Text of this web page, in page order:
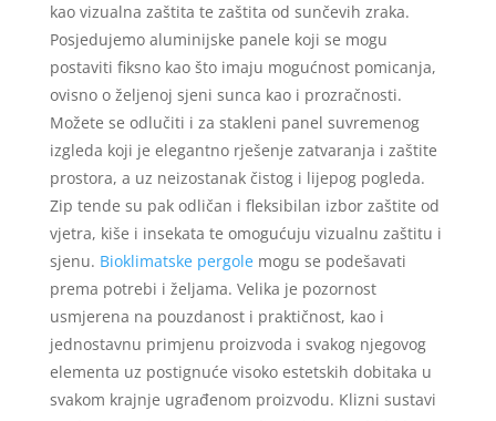
kao vizualna zaštita te zaštita od sunčevih zraka.
Posjedujemo aluminijske panele koji se mogu
postaviti fiksno kao što imaju mogućnost pomicanja,
ovisno o željenoj sjeni sunca kao i prozračnosti.
Možete se odlučiti i za stakleni panel suvremenog
izgleda koji je elegantno rješenje zatvaranja i zaštite
prostora, a uz neizostanak čistog i lijepog pogleda.
Zip tende su pak odličan i fleksibilan izbor zaštite od
vjetra, kiše i insekata te omogućuju vizualnu zaštitu i
sjenu. Bioklimatske pergolemogu se podešavati
prema potrebi i željama. Velika je pozornost
usmjerena na pouzdanost i praktičnost, kao i
jednostavnu primjenu proizvoda i svakog njegovog
elementa uz postignuće visoko estetskih dobitaka u
svakom krajnje ugrađenom proizvodu. Klizni sustavi